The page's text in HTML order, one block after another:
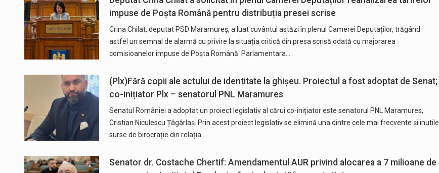
impuse de Poșta Română pentru distribuția presei scrise
Crina Chilat, deputat PSD Maramureș, a luat cuvântul astăzi în plenul Camerei Deputaților, trăgând
astfel un semnal de alarmă cu privire la situația critică din presa scrisă odată cu majorarea
comisioanelor impuse de Poșta Română. Parlamentara…
(Plx)Fără copii ale actului de identitate la ghișeu. Proiectul a fost adoptat de Senat;
co-inițiator Plx – senatorul PNL Maramures
Senatul României a adoptat un proiect legislativ al cărui co-inițiator este senatorul PNL Maramures,
Cristian Niculescu Țâgârlaș. Prin acest proiect legislativ se elimină una dintre cele mai frecvente și inutile
surse de birocrație din relația…
Senator dr. Costache Chertif: Amendamentul AUR privind alocarea a 7 milioane de